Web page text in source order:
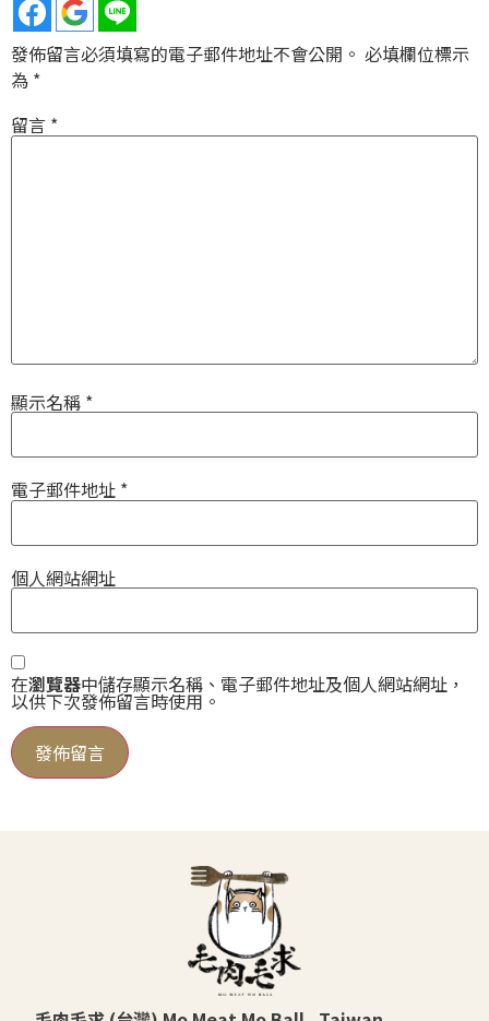
發佈留言必須填寫的電子郵件地址不會公開。 必填欄位標示
為 *
留言 *
顯示名稱 *
電子郵件地址 *
個人網站網址
在瀏覽器中儲存顯示名稱、電子郵件地址及個人網站網址，
以供下次發佈留言時使用。